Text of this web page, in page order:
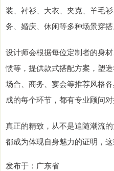
装、衬衫、大衣、夹克、羊毛
务、婚庆、休闲等多种场景穿搭
设计师会根据每位定制者的身
惯等，提供款式搭配方案，塑
场合、商务、宴会等推荐风格
成的每个环节，都有专业顾问
真正的精致，从不是追随潮流
都成为体现自身魅力的证明，
发布于：广东省